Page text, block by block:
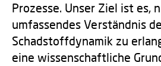
Prozesse. Unser Ziel ist es,
umfassendes Verständnis
Schadstoffdynamik zu
eine wissenschaftliche